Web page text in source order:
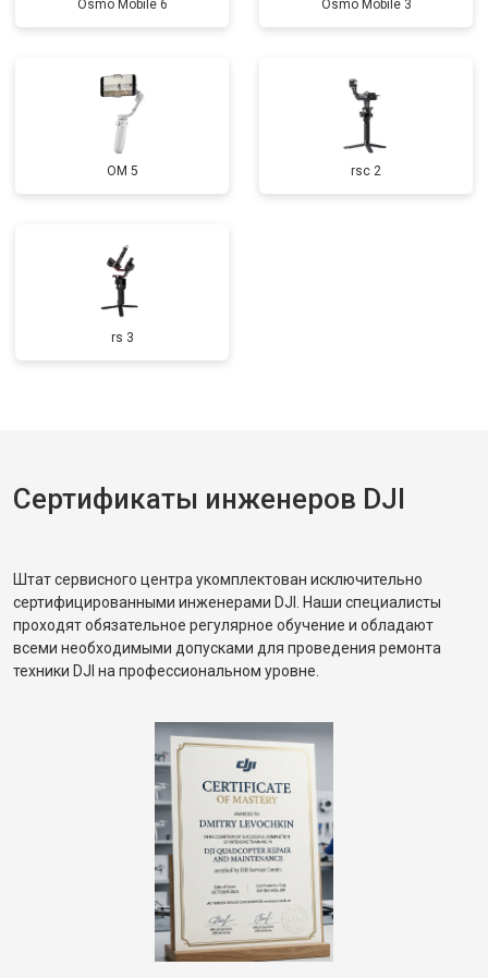
Osmo Mobile 6 Osmo Mobile 3
OM 5 rsc 2
rs 3
Сертификаты инженеров DJI
Штат сервисного центра укомплектован исключительно
сертифицированными инженерами DJI. Наши специалисты
проходят обязательное регулярное обучение и обладают
всеми необходимыми допусками для проведения ремонта
техники DJI на профессиональном уровне.